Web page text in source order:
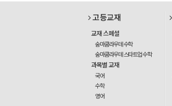
고등교재
교재 스페셜
숨마쿰라우데 수학
숨마쿰라우데 스타트업 수학
과목별 교재
국어
수학
영어